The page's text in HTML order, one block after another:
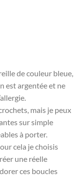
de couleur bleue,
est argentée et ne
mais je peux
sur simple
à porter.
cela je choisis
une réelle
ces boucles